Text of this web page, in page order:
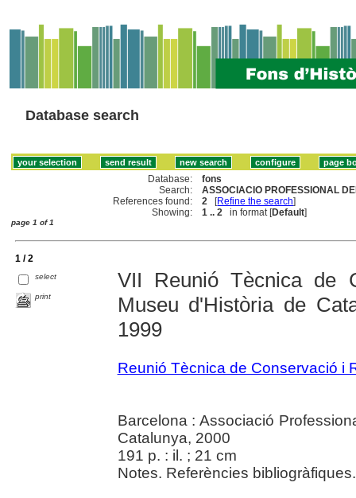
Database search
Database:
fons
Search:
ASSOCIACIO PROFESSIONAL
References found:
2 [Refine the search]
Showing:
1 .. 2 in format [Default]
page 1 of 1
1 / 2
select
print
VII Reunió Tècnica de
Museu d'Història de
1999
Reunió Tècnica de Conservació i
Barcelona : Associació
Catalunya, 2000
191 p. : il. ; 21 cm
Notes. Referències